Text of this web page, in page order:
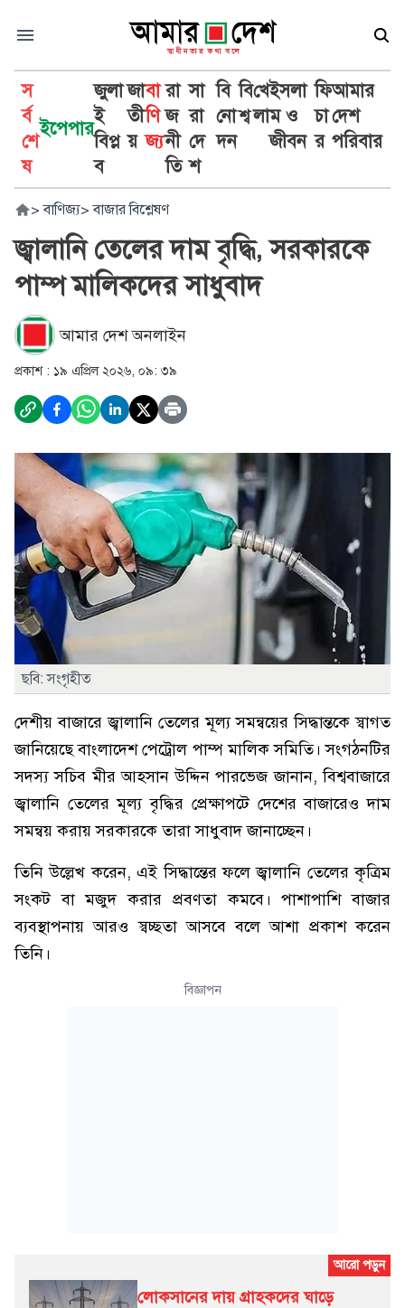
স
র্ব
শে
ষ
ইপেপার
জুলা
ই
বিপ্ল
ব
জা
তী
য়
বা
ণি
জ্য
রা
জ
নী
তি
সা
রা
দে
শ
বি
নো
দন
বি
শ্ব
খে
লা
ইসলা
ম ও
জীবন
ফি
চা
র
আমার
দেশ
পরিবার
> বাণিজ্য> বাজার বিশ্লেষণ
জ্বালানি তেলের দাম বৃদ্ধি, সরকারকে
পাম্প মালিকদের সাধুবাদ
আমার দেশ অনলাইন
প্রকাশ : ১৯ এপ্রিল ২০২৬, ০৯: ৩৯
ছবি: সংগৃহীত
দেশীয় বাজারে জ্বালানি তেলের মূল্য সমন্বয়ের সিদ্ধান্তকে স্বাগত
জানিয়েছে বাংলাদেশ পেট্রোল পাম্প মালিক সমিতি। সংগঠনটির
সদস্য সচিব মীর আহসান উদ্দিন পারভেজ জানান, বিশ্ববাজারে
জ্বালানি তেলের মূল্য বৃদ্ধির প্রেক্ষাপটে দেশের বাজারেও দাম
সমন্বয় করায় সরকারকে তারা সাধুবাদ জানাচ্ছেন।
তিনি উল্লেখ করেন, এই সিদ্ধান্তের ফলে জ্বালানি তেলের কৃত্রিম
সংকট বা মজুদ করার প্রবণতা কমবে। পাশাপাশি বাজার
ব্যবস্থাপনায় আরও স্বচ্ছতা আসবে বলে আশা প্রকাশ করেন
তিনি।
বিজ্ঞাপন
লোকসানের দায় গ্রাহকদের ঘাড়ে